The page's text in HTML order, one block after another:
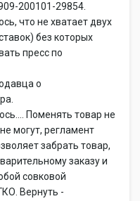
200101-29854.
что не хватает двух
без которых
пресс по
о
Поменять товар не
могут, регламент
забрать товар,
заказу и
совковой
Вернуть -